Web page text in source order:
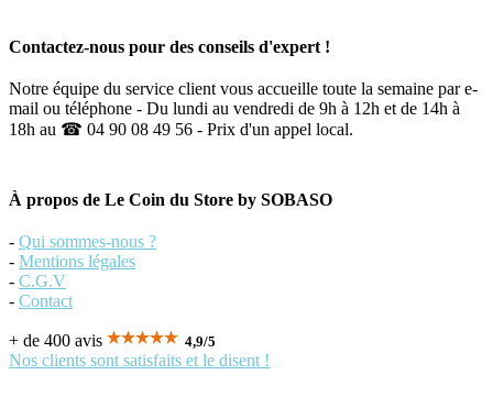
Contactez-nous pour des conseils d'expert !
Notre équipe du service client vous accueille toute la semaine par e-
mail ou téléphone - Du lundi au vendredi de 9h à 12h et de 14h à
18h au ☎ 04 90 08 49 56 - Prix d'un appel local.
À propos de Le Coin du Store by SOBASO
- Qui sommes-nous ?
- Mentions légales
- C.G.V
- Contact
+ de 400 avis 4,9/5
Nos clients sont satisfaits et le disent !